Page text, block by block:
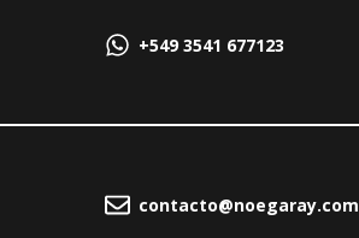
+549 3541 677123
contacto@noegaray.com